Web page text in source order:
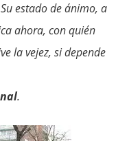
estado de ánimo, a
ahora, con quién
la vejez, si depende
.